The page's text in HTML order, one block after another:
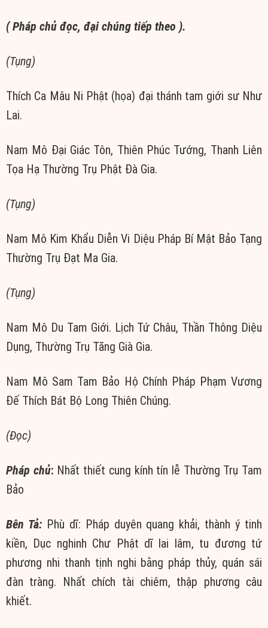
( Pháp chủ đọc, đại chúng tiếp theo ).
(Tụng)
Thích Ca Mâu Ni Phật (họa) đại thánh tam giới sư Như
Lai.
Nam Mô Đại Giác Tôn, Thiên Phúc Tướng, Thanh Liên
Tọa Hạ Thường Trụ Phật Đà Gia.
(Tụng)
Nam Mô Kim Khẩu Diễn Vi Diệu Pháp Bí Mật Bảo Tạng
Thường Trụ Đạt Ma Gia.
(Tụng)
Nam Mô Du Tam Giới. Lịch Tứ Châu, Thần Thông Diệu
Dụng, Thường Trụ Tăng Già Gia.
Nam Mô Sam Tam Bảo Hộ Chính Pháp Phạm Vương
Đế Thích Bát Bộ Long Thiên Chúng.
(Đọc)
Pháp chủ: Nhất thiết cung kính tín lễ Thường Trụ Tam
Bảo
Bên Tả: Phù dĩ: Pháp duyên quang khải, thành ý tinh
kiền, Dục nghinh Chư Phật dĩ lai lâm, tu đương tứ
phương nhi thanh tịnh nghi bằng pháp thủy, quán sái
đàn tràng. Nhất chích tài chiêm, thập phương câu
khiết.